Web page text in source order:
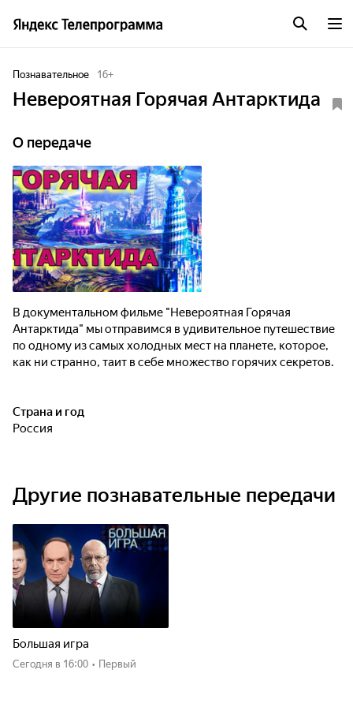
Познавательное 16+
Невероятная Горячая Антарктида
О передаче
В документальном фильме "Невероятная Горячая
Антарктида" мы отправимся в удивительное путешествие
по одному из самых холодных мест на планете, которое,
как ни странно, таит в себе множество горячих секретов.
Страна и год
Россия
Другие познавательные передачи
Большая игра
Сегодня в 16:00 • Первый